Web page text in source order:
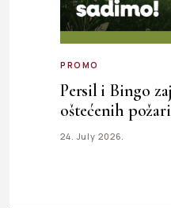
PROMO
Persil i Bingo
oštećenih
24. July 2026.